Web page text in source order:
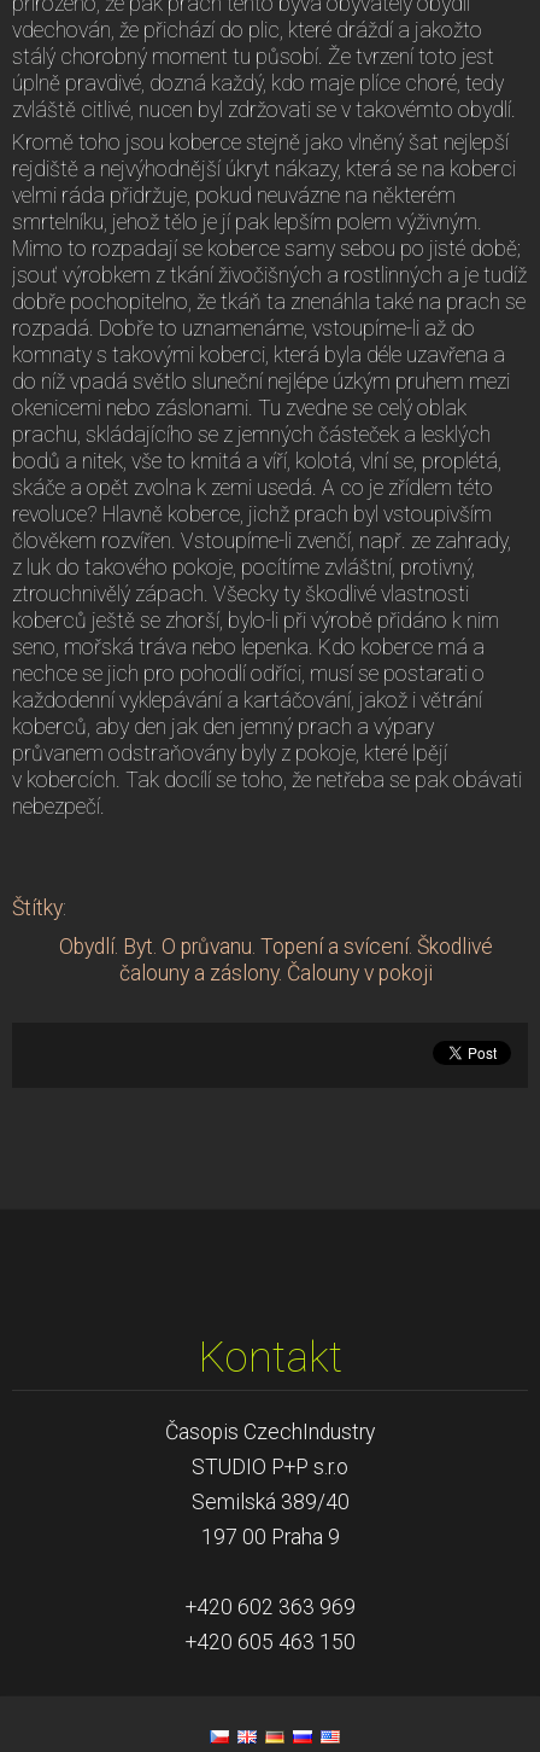
vdechován, že přichází do plic, které dráždí a jakožto
stálý chorobný moment tu působí. Že tvrzení toto jest
úplně pravdivé, dozná každý, kdo maje plíce choré, tedy
zvláště citlivé, nucen byl zdržovati se v takovémto obydlí.
Kromě toho jsou koberce stejně jako vlněný šat nejlepší
rejdiště a nejvýhodnější úkryt nákazy, která se na koberci
velmi ráda přidržuje, pokud neuvázne na některém
smrtelníku, jehož tělo je jí pak lepším polem výživným.
Mimo to rozpadají se koberce samy sebou po jisté době;
jsouť výrobkem z tkání živočišných a rostlinných a je tudíž
dobře pochopitelno, že tkáň ta znenáhla také na prach se
rozpadá. Dobře to uznamenáme, vstoupíme-li až do
komnaty s takovými koberci, která byla déle uzavřena a
do níž vpadá světlo sluneční nejlépe úzkým pruhem mezi
okenicemi nebo záslonami. Tu zvedne se celý oblak
prachu, skládajícího se z jemných částeček a lesklých
bodů a nitek, vše to kmitá a víří, kolotá, vlní se, proplétá,
skáče a opět zvolna k zemi usedá. A co je zřídlem této
revoluce? Hlavně koberce, jichž prach byl vstoupivším
člověkem rozvířen. Vstoupíme-li zvenčí, např. ze zahrady,
z luk do takového pokoje, pocítíme zvláštní, protivný,
ztrouchnivělý zápach. Všecky ty škodlivé vlastnosti
koberců ještě se zhorší, bylo-li při výrobě přidáno k nim
seno, mořská tráva nebo lepenka. Kdo koberce má a
nechce se jich pro pohodlí odříci, musí se postarati o
každodenní vyklepávání a kartáčování, jakož i větrání
koberců, aby den jak den jemný prach a výpary
průvanem odstraňovány byly z pokoje, které lpějí
v kobercích. Tak docílí se toho, že netřeba se pak obávati
nebezpečí.
Štítky:
Obydlí. Byt. O průvanu. Topení a svícení. Škodlivé
čalouny a záslony. Čalouny v pokoji
Kontakt
Časopis CzechIndustry
STUDIO P+P s.r.o
Semilská 389/40
197 00 Praha 9
+420 602 363 969
+420 605 463 150